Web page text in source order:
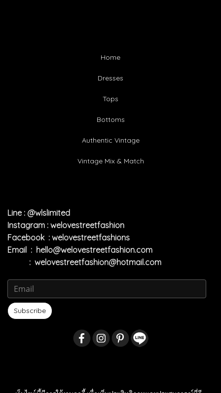
Home
Dresses
Tops
Bottoms
Authentic Vintage
Vintage Mix & Match
Line : @wlslimited
Instagram : welovestreetfashion
Facebook : welovestreetfashions
Email : hello@welovestreetfashion.com
: welovestreetfashion@hotmail.com
Subscribe